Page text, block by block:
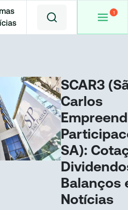
SCAR3
Carlos
SA):
Balanços
Notícias